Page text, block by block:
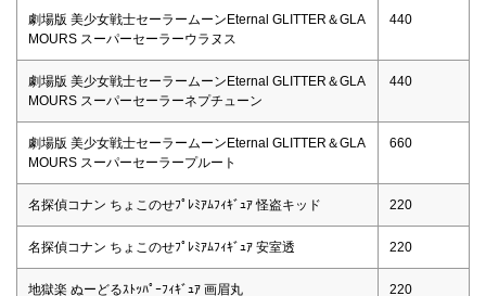
劇場版 美少女戦士セーラームーンEternal GLITTER＆GLA
MOURS スーパーセーラーウラヌス
440
劇場版 美少女戦士セーラームーンEternal GLITTER＆GLA
MOURS スーパーセーラーネプチューン
440
劇場版 美少女戦士セーラームーンEternal GLITTER＆GLA
MOURS スーパーセーラープルート
660
名探偵コナン ちょこのせﾌﾟﾚﾐｱﾑﾌｨｷﾞｭｱ 怪盗キッド 220
名探偵コナン ちょこのせﾌﾟﾚﾐｱﾑﾌｨｷﾞｭｱ 安室透 220
地獄楽 ぬーどるｽﾄｯﾊﾟｰﾌｨｷﾞｭｱ 画眉丸 220